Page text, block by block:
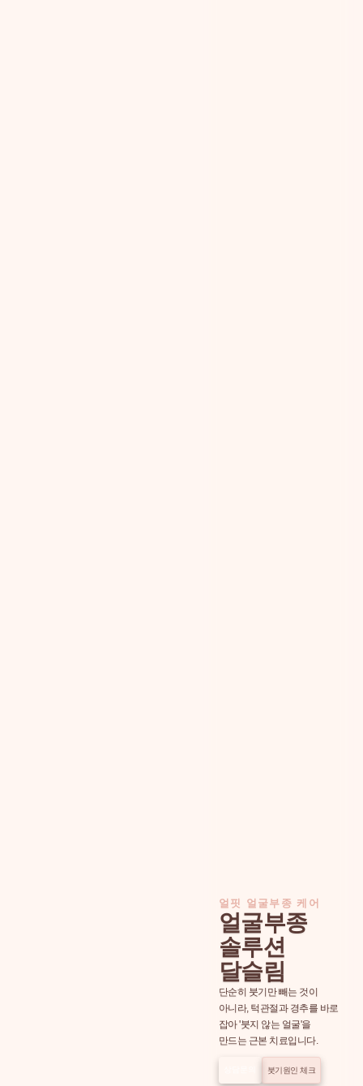
얼핏 얼굴부종 케어
얼굴부종
솔루션
달슬림
단순히 붓기만 빼는 것이
아니라, 턱관절과 경추를 바로
잡아 '붓지 않는 얼굴'을
만드는 근본 치료입니다.
붓기원인 체크